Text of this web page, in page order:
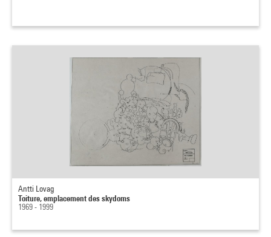
Antti Lovag
Toiture, emplacement des skydoms
1969 - 1999